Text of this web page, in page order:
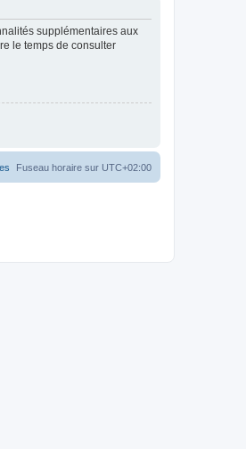
supplémentaires aux
le temps de consulter
Fuseau horaire sur UTC+02:00